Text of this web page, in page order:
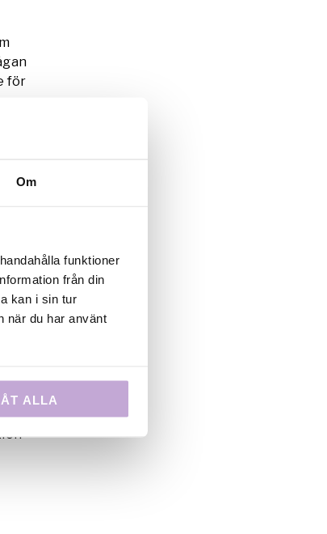
Om
funktioner
från din
kan i sin tur
när du har använt
ALLA
för
i
i